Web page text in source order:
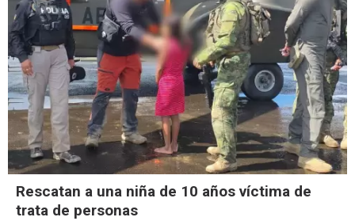
Rescatan a una niña de 10 años víctima de
trata de personas